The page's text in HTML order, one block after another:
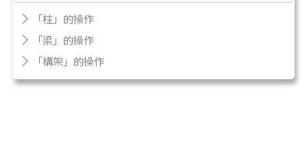
「柱」的操作
「梁」的操作
「構架」的操作